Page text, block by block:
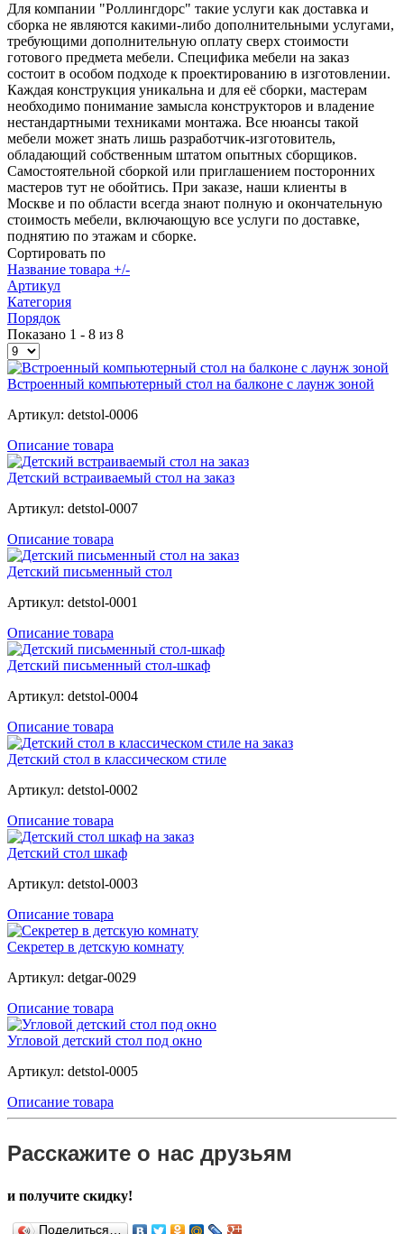
Для компании "Роллингдорс" такие услуги как доставка и
сборка не являются какими-либо дополнительными услугами,
требующими дополнительную оплату сверх стоимости
готового предмета мебели. Специфика мебели на заказ
состоит в особом подходе к проектированию в изготовлении.
Каждая конструкция уникальна и для её сборки, мастерам
необходимо понимание замысла конструкторов и владение
нестандартными техниками монтажа. Все нюансы такой
мебели может знать лишь разработчик-изготовитель,
обладающий собственным штатом опытных сборщиков.
Самостоятельной сборкой или приглашением посторонних
мастеров тут не обойтись. При заказе, наши клиенты в
Москве и по области всегда знают полную и окончательную
стоимость мебели, включающую все услуги по доставке,
поднятию по этажам и сборке.
Сортировать по
Название товара +/-
Артикул
Категория
Порядок
Показано 1 - 8 из 8
Встроенный компьютерный стол на балконе с лаунж зоной
Артикул: detstol-0006
Описание товара
Детский встраиваемый стол на заказ
Артикул: detstol-0007
Описание товара
Детский письменный стол
Артикул: detstol-0001
Описание товара
Детский письменный стол-шкаф
Артикул: detstol-0004
Описание товара
Детский стол в классическом стиле
Артикул: detstol-0002
Описание товара
Детский стол шкаф
Артикул: detstol-0003
Описание товара
Секретер в детскую комнату
Артикул: detgar-0029
Описание товара
Угловой детский стол под окно
Артикул: detstol-0005
Описание товара
Расскажите о нас друзьям
и получите скидку!
Поделиться…